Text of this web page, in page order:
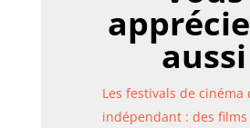
aussi
Les festivals de cinéma
indépendant : des films